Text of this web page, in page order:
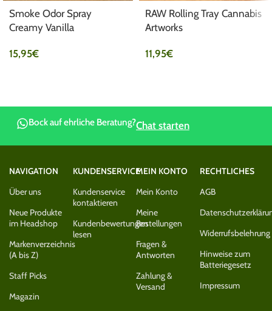
Smoke Odor Spray
Creamy Vanilla
15,95€
RAW Rolling Tray Cannabis
Artworks
11,95€
Bock auf ehrliche Beratung?Chat starten
NAVIGATION
Über uns
Neue Produkte
im Headshop
Markenverzeichnis
(A bis Z)
Staff Picks
Magazin
KUNDENSERVICE
Kundenservice
kontaktieren
Kundenbewertungen
lesen
MEIN KONTO
Mein Konto
Meine
Bestellungen
Fragen &
Antworten
Zahlung &
Versand
RECHTLICHES
AGB
Widerrufsbelehrung
Hinweise zum
Batteriegesetz
Impressum